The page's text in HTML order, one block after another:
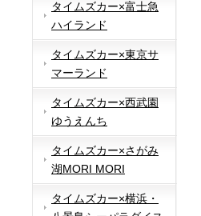
タイムズカー×富士急
ハイランド
タイムズカー×東京サ
マーランド
タイムズカー×西武園
ゆうえんち
タイムズカー×さがみ
湖MORI MORI
タイムズカー×横浜・